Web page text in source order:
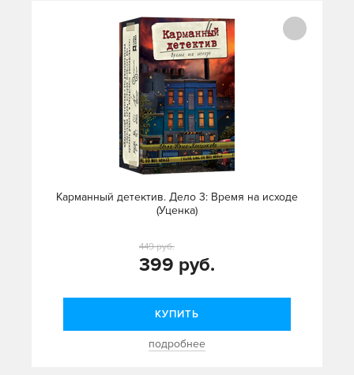
Карманный детектив. Дело 3: Время на исходе
(Уценка)
399 руб.
449 руб.
КУПИТЬ
подробнее